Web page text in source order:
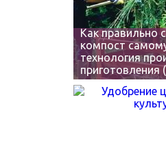
Как правильно
компост
технология
приготовления